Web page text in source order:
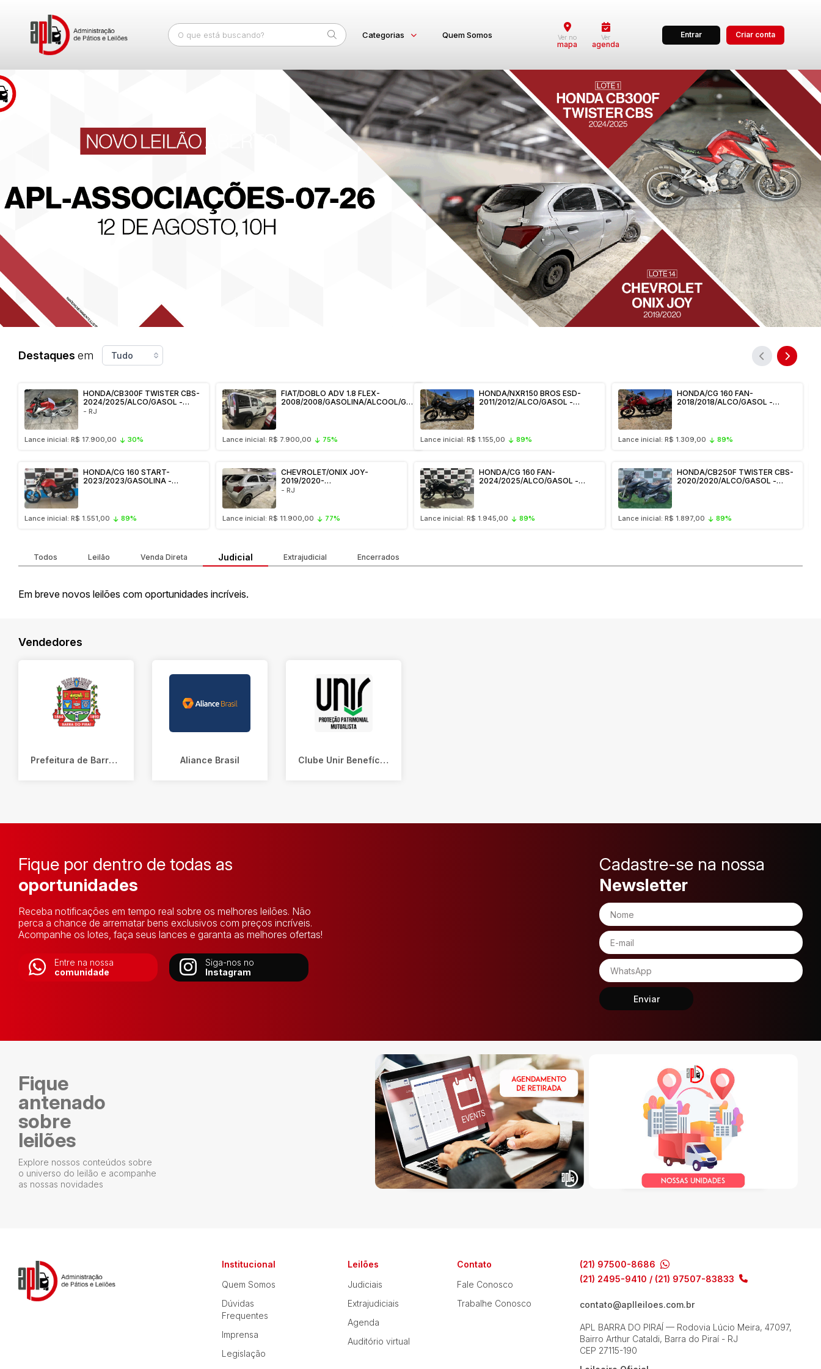
Subcategoria
Judiciais Extrajudiciais
Faixa de valor
R$ até R$
Pesquisar
Categorias
Veículos
AUTOMOVEL
CICLOMOTOR
MOTOCICLETA
MOTONETA
Quem Somos
Home
Eventos
Fale Conosco
Ver no
mapa
Ver
agenda
Entrar Criar conta
Destaques em
HONDA/CB300F TWISTER CBS-
2024/2025/ALCO/GASOL -
TTZ0C65/RJ / APL - CAMPO
- RJ
Lance inicial: R$ 17.900,00 30%
FIAT/DOBLO ADV 1.8 FLEX-
2008/2008/GASOLINA/ALCOOL/GAS
Lance inicial: R$ 7.900,00 75%
HONDA/NXR150 BROS ESD-
2011/2012/ALCO/GASOL -
Lance inicial: R$ 1.155,00 89%
HONDA/CG 160 FAN-
2018/2018/ALCO/GASOL -
Lance inicial: R$ 1.309,00 89%
HONDA/CG 160 START-
2023/2023/GASOLINA -
Lance inicial: R$ 1.551,00 89%
CHEVROLET/ONIX JOY-
2019/2020-
ALCOOL/GASOLINA/GNV-
CONSERVADO
- RJ
Lance inicial: R$ 11.900,00 77%
HONDA/CG 160 FAN-
2024/2025/ALCO/GASOL -
Lance inicial: R$ 1.945,00 89%
HONDA/CB250F TWISTER CBS-
2020/2020/ALCO/GASOL -
Lance inicial: R$ 1.897,00 89%
Todos Leilão Venda Direta Judicial Extrajudicial Encerrados
Em breve novos leilões com oportunidades incríveis.
Vendedores
Prefeitura de Barra do Piraí Aliance Brasil Clube Unir Benefícios E Proteção Patrimonial Mutualista
Fique por dentro de todas as
oportunidades
Receba notificações em tempo real sobre os melhores leilões. Não
perca a chance de arrematar bens exclusivos com preços incríveis.
Acompanhe os lotes, faça seus lances e garanta as melhores ofertas!
Entre na nossa
comunidade
Siga-nos no
Instagram
Cadastre-se na nossa
Newsletter
Enviar
Fique
antenado
sobre
leilões
Explore nossos conteúdos sobre
o universo do leilão e acompanhe
as nossas novidades
Institucional
Quem Somos
Dúvidas
Frequentes
Imprensa
Legislação
Leilões
Judiciais
Extrajudiciais
Agenda
Auditório virtual
Contato
Fale Conosco
Trabalhe Conosco
(21) 97500-8686
(21) 2495-9410 / (21) 97507-83833
contato@aplleiloes.com.br
APL BARRA DO PIRAÍ — Rodovia Lúcio Meira, 47097,
Bairro Arthur Cataldi, Barra do Piraí - RJ
CEP 27115-190